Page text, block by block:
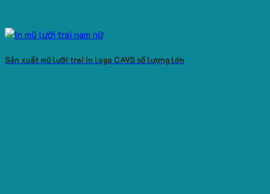
Sản xuất mũ lưỡi trai in logo CAVS số lượng lớn